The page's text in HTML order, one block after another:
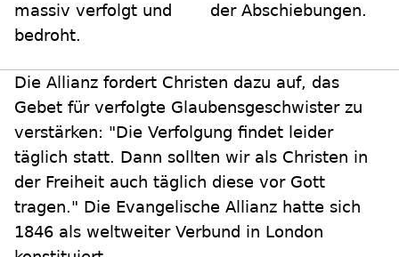
massiv verfolgt und
bedroht.
der Abschiebungen.
Die Allianz fordert Christen dazu auf, das
Gebet für verfolgte Glaubensgeschwister zu
verstärken: "Die Verfolgung findet leider
täglich statt. Dann sollten wir als Christen in
der Freiheit auch täglich diese vor Gott
tragen." Die Evangelische Allianz hatte sich
1846 als weltweiter Verbund in London